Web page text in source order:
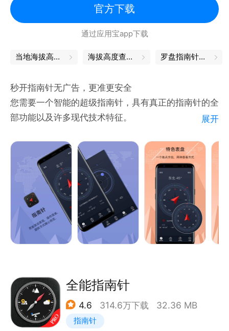
也是户外出行的测量工具。
【LED字幕】提供LED字幕功能，机场接机、演唱会灯
牌、会议中场休息，多种场景可应用，让你手机分分钟
官方下载
通过应用宝app下载
当地海拔高度查询 海拔高度查询在线 罗盘指南针下载
秒开指南针无广告，更准更安全
您需要一个智能的超级指南针，具有真正的指南针的全
部功能以及许多现代技术特征。
方向到磁场与传感器罗盘。
- 超级指南针海拔，提供最精确的海报高度，为您打造
真正高度变化数值。
- 超级指南针导航：最具创新性，功能丰富，用户友好
的应用。这是专业人士以及业余爱好者的应用！对于所
有想要非常有用的应用程序的户外和极限运动爱好者。
指南针有以下重要特征：
的，支持高清晰度显示。
_数字罗盘是罗盘自由。数字罗盘易于使用；只是使用
它一种真正的指南针。 Android的智能指南针非常简
单地显示了度数和真北，指南针－北，南，东，西。
展开
全能指南针
4.6 314.6万下载 32.36 MB
指南针